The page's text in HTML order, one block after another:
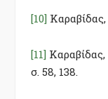
[10] Καραβίδας,
[11] Καραβίδας,
σ. 58, 138.